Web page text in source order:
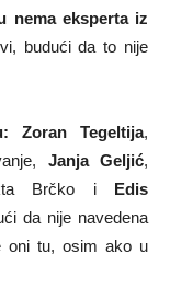
nema eksperta iz
budući da to nije
Zoran Tegeltija,
Janja Geljić,
Brčko i Edis
da nije navedena
oni tu, osim ako u